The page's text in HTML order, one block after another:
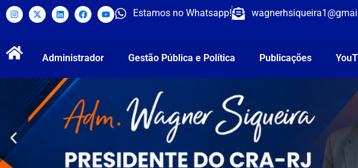
Estamos no Whatsapp!
Administrador Gestão Pública e Política Publicações